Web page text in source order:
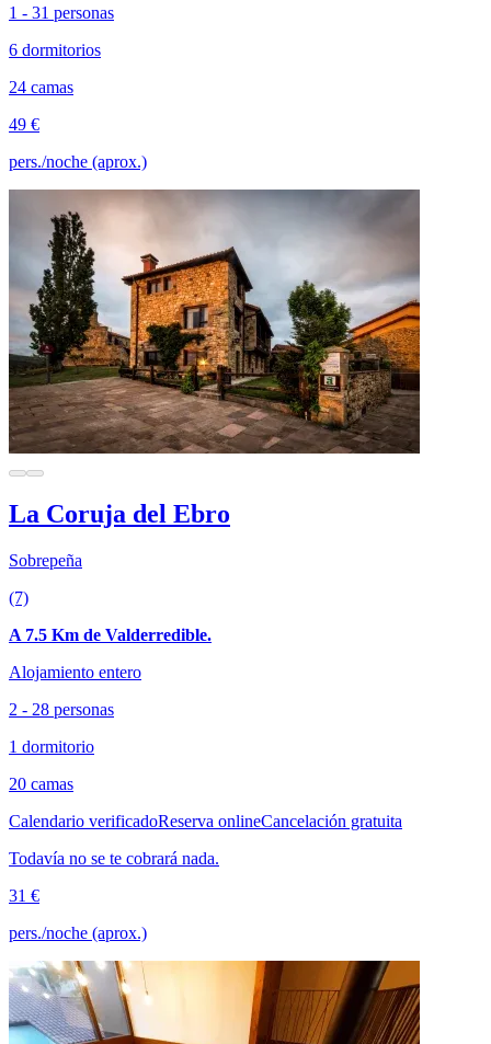
1 - 31 personas
6 dormitorios
24 camas
49 €
pers./noche (aprox.)
La Coruja del Ebro
Sobrepeña
(7)
A 7.5 Km de Valderredible.
Alojamiento entero
2 - 28 personas
1 dormitorio
20 camas
Calendario verificadoReserva onlineCancelación gratuita
Todavía no se te cobrará nada.
31 €
pers./noche (aprox.)